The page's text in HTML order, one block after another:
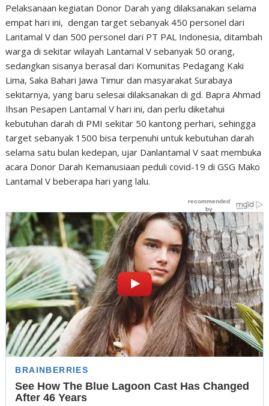
Pelaksanaan kegiatan Donor Darah yang dilaksanakan selama
empat hari ini, dengan target sebanyak 450 personel dari
Lantamal V dan 500 personel dari PT PAL Indonesia, ditambah
warga di sekitar wilayah Lantamal V sebanyak 50 orang,
sedangkan sisanya berasal dari Komunitas Pedagang Kaki
Lima, Saka Bahari Jawa Timur dan masyarakat Surabaya
sekitarnya, yang baru selesai dilaksanakan di gd. Bapra Ahmad
Ihsan Pesapen Lantamal V hari ini, dan perlu diketahui
kebutuhan darah di PMI sekitar 50 kantong perhari, sehingga
target sebanyak 1500 bisa terpenuhi untuk kebutuhan darah
selama satu bulan kedepan, ujar Danlantamal V saat membuka
acara Donor Darah Kemanusiaan peduli covid-19 di GSG Mako
Lantamal V beberapa hari yang lalu.